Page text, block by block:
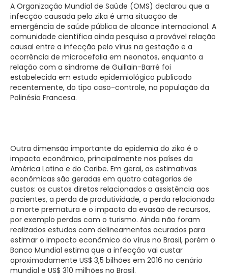
A Organização Mundial de Saúde (OMS) declarou que a
infecção causada pelo zika é uma situação de
emergência de saúde pública de alcance internacional. A
comunidade científica ainda pesquisa a provável relação
causal entre a infecção pelo vírus na gestação e a
ocorrência de microcefalia em neonatos, enquanto a
relação com a síndrome de Guillain-Barré foi
estabelecida em estudo epidemiológico publicado
recentemente, do tipo caso-controle, na população da
Polinésia Francesa.
Outra dimensão importante da epidemia do zika é o
impacto econômico, principalmente nos países da
América Latina e do Caribe. Em geral, as estimativas
econômicas são geradas em quatro categorias de
custos: os custos diretos relacionados a assistência aos
pacientes, a perda de produtividade, a perda relacionada
a morte prematura e o impacto da evasão de recursos,
por exemplo perdas com o turismo. Ainda não foram
realizados estudos com delineamentos acurados para
estimar o impacto econômico do vírus no Brasil, porém o
Banco Mundial estima que a infecção vai custar
aproximadamente US$ 3,5 bilhões em 2016 no cenário
mundial e US$ 310 milhões no Brasil.